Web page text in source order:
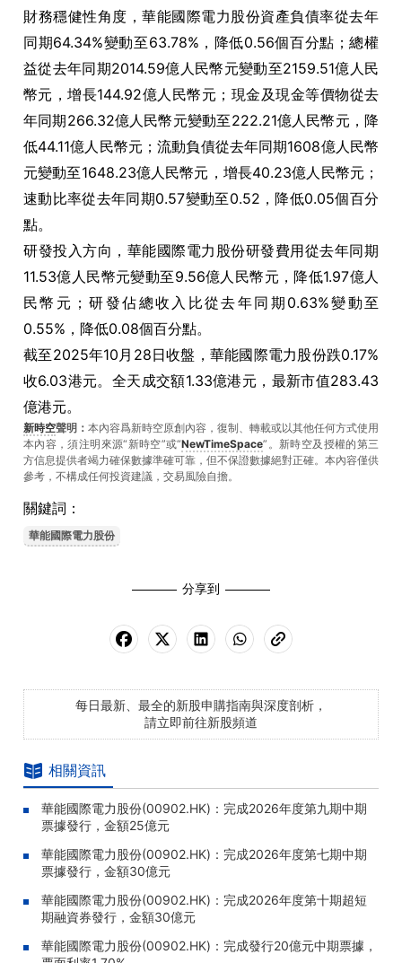
財務穩健性角度，華能國際電力股份資產負債率從去年
同期64.34%變動至63.78%，降低0.56個百分點；總權
益從去年同期2014.59億人民幣元變動至2159.51億人民
幣元，增長144.92億人民幣元；現金及現金等價物從去
年同期266.32億人民幣元變動至222.21億人民幣元，降
低44.11億人民幣元；流動負債從去年同期1608億人民幣
元變動至1648.23億人民幣元，增長40.23億人民幣元；
速動比率從去年同期0.57變動至0.52，降低0.05個百分
點。
研發投入方向，華能國際電力股份研發費用從去年同期
11.53億人民幣元變動至9.56億人民幣元，降低1.97億人
民幣元；研發佔總收入比從去年同期0.63%變動至
0.55%，降低0.08個百分點。
截至2025年10月28日收盤，華能國際電力股份跌0.17%
收6.03港元。全天成交額1.33億港元，最新市值283.43
億港元。
新時空聲明： 本內容爲新時空原創內容，復制、轉載或以其他任何方式使用
本內容，須注明來源“新時空”或“NewTimeSpace”。新時空及授權的第三
方信息提供者竭力確保數據準確可靠，但不保證數據絕對正確。本內容僅供
參考，不構成任何投資建議，交易風險自擔。
關鍵詞：
華能國際電力股份
分享到
每日最新、最全的新股申購指南與深度剖析，
請立即前往新股頻道
相關資訊
華能國際電力股份(00902.HK)：完成2026年度第九期中期
票據發行，金額25億元
華能國際電力股份(00902.HK)：完成2026年度第七期中期
票據發行，金額30億元
華能國際電力股份(00902.HK)：完成2026年度第十期超短
期融資券發行，金額30億元
華能國際電力股份(00902.HK)：完成發行20億元中期票據，